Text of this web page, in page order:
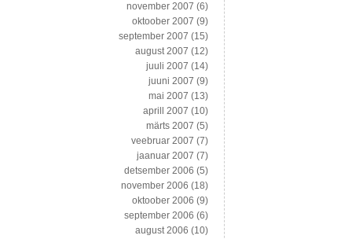
november 2007 (6)
oktoober 2007 (9)
september 2007 (15)
august 2007 (12)
juuli 2007 (14)
juuni 2007 (9)
mai 2007 (13)
aprill 2007 (10)
märts 2007 (5)
veebruar 2007 (7)
jaanuar 2007 (7)
detsember 2006 (5)
november 2006 (18)
oktoober 2006 (9)
september 2006 (6)
august 2006 (10)